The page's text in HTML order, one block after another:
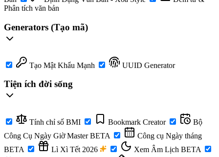
Phân tích văn bản
Generators (Tạo mã)
Tạo Mật Khẩu Mạnh UUID Generator
Tiện ích đời sống
Tính chỉ số BMI Bookmark Creator
Bộ
Công Cụ Ngày Giờ MasterBETA
Công cụ Ngày tháng
BETA
Lì Xì Tết 2026 Xem Âm Lịch BETA